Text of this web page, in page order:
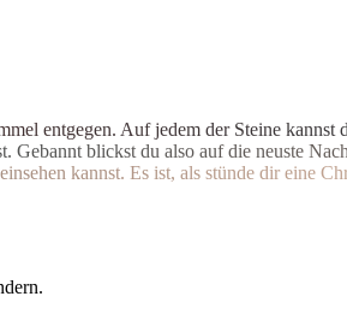
mel entgegen. Auf jedem der Steine kannst d
t. Gebannt blickst du also auf die neuste Nach
einsehen kannst. Es ist, als stünde dir eine Ch